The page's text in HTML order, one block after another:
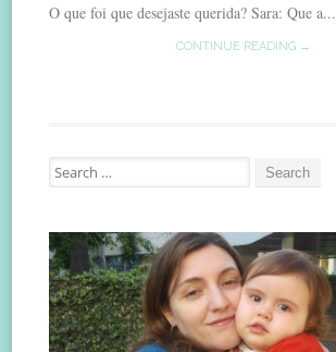
O que foi que desejaste querida? Sara: Que a...
CONTINUE READING →
Search
for: